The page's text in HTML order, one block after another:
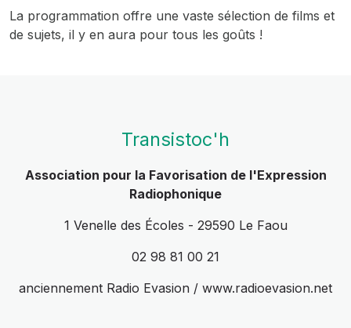
La programmation offre une vaste sélection de films et
de sujets, il y en aura pour tous les goûts !
Transistoc'h
Association pour la Favorisation de l'Expression
Radiophonique
1 Venelle des Écoles - 29590 Le Faou
02 98 81 00 21
anciennement Radio Evasion / www.radioevasion.net